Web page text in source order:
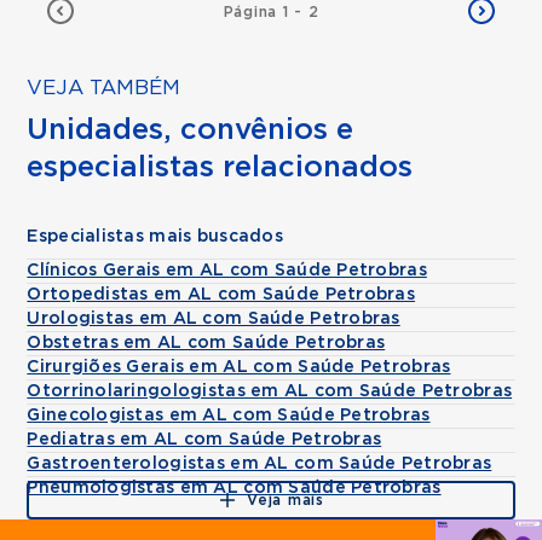
Página 1 - 2
VEJA TAMBÉM
Unidades, convênios e
especialistas relacionados
Especialistas mais buscados
Clínicos Gerais em AL com Saúde Petrobras
Ortopedistas em AL com Saúde Petrobras
Urologistas em AL com Saúde Petrobras
Obstetras em AL com Saúde Petrobras
Cirurgiões Gerais em AL com Saúde Petrobras
Otorrinolaringologistas em AL com Saúde Petrobras
Ginecologistas em AL com Saúde Petrobras
Pediatras em AL com Saúde Petrobras
Gastroenterologistas em AL com Saúde Petrobras
Pneumologistas em AL com Saúde Petrobras
Veja mais